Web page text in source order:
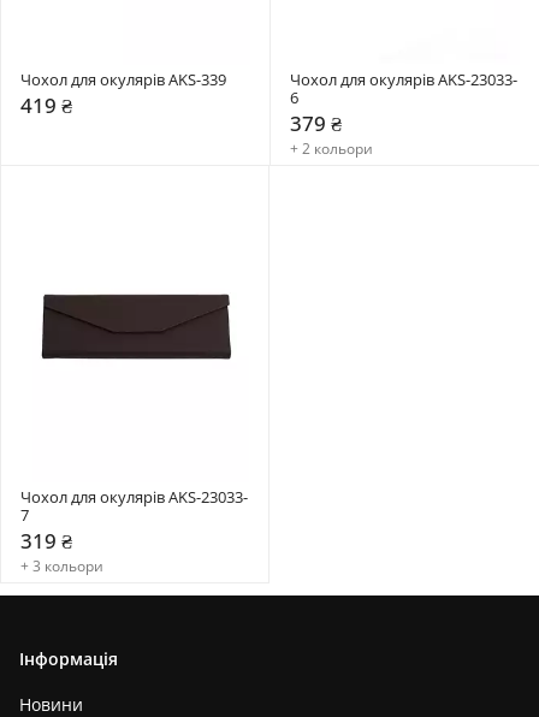
Чохол для окулярів AKS-339
419 ₴
Чохол для окулярів AKS-23033-
6
379 ₴
+ 2 кольори
Чохол для окулярів AKS-23033-
7
319 ₴
+ 3 кольори
Інформація
Новини